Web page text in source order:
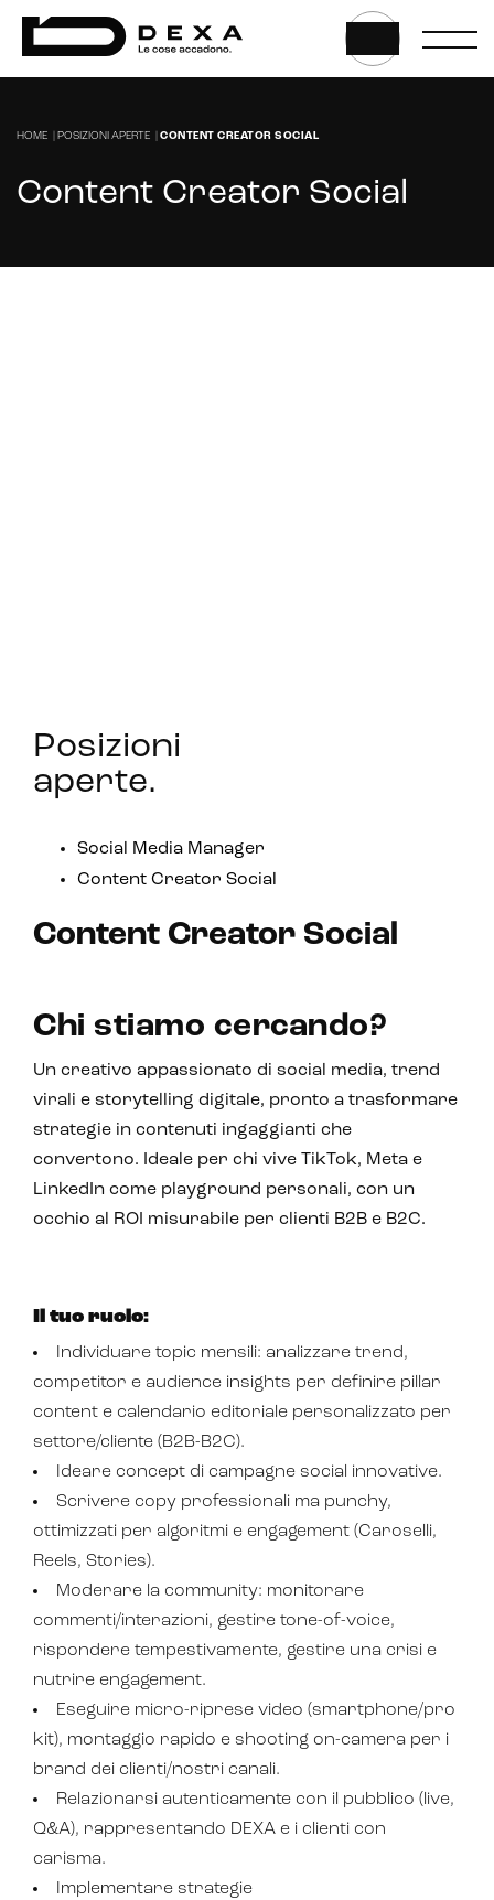
E-commerce store
Marketplace for selling
Customer service management
CRM & email marketing
Sistemi di loyalty
Lead generation e nurturing
Customer segmentation
HOME POSIZIONI APERTE CONTENT CREATOR SOCIAL
Content Creator Social
Posizioni
aperte.
Social Media Manager
Content Creator Social
Content Creator Social
Chi stiamo cercando?
Un creativo appassionato di social media, trend
virali e storytelling digitale, pronto a trasformare
strategie in contenuti ingaggianti che
convertono. Ideale per chi vive TikTok, Meta e
LinkedIn come playground personali, con un
occhio al ROI misurabile per clienti B2B e B2C.
Il tuo ruolo:
Individuare topic mensili: analizzare trend,
competitor e audience insights per definire pillar
content e calendario editoriale personalizzato per
settore/cliente (B2B-B2C).
Ideare concept di campagne social innovative.
Scrivere copy professionali ma punchy,
ottimizzati per algoritmi e engagement (Caroselli,
Reels, Stories).
Moderare la community: monitorare
commenti/interazioni, gestire tone-of-voice,
rispondere tempestivamente, gestire una crisi e
nutrire engagement.
Eseguire micro-riprese video (smartphone/pro
kit), montaggio rapido e shooting on-camera per i
brand dei clienti/nostri canali.
Relazionarsi autenticamente con il pubblico (live,
Q&A), rappresentando DEXA e i clienti con
carisma.
Implementare strategie